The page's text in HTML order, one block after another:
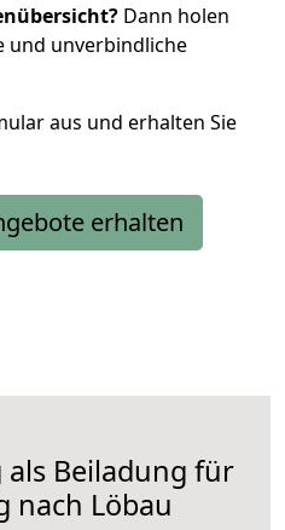
Dann holen
und unverbindliche
aus und erhalten Sie
erhalten
Beiladung für
nach Löbau